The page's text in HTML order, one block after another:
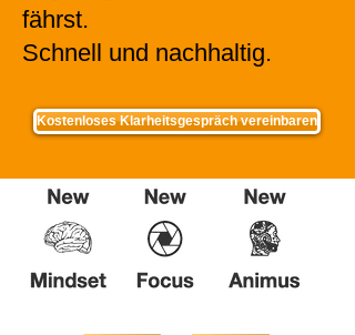
fährst.
Schnell und nachhaltig.
Kostenloses Klarheitsgespräch vereinbaren